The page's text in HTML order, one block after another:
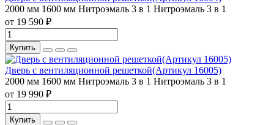
2000 мм 1600 мм Нитроэмаль 3 в 1 Нитроэмаль 3 в 1
от 19 590 ₽
Купить
Дверь с вентиляционной решеткой(Артикул 16005)
2000 мм 1600 мм Нитроэмаль 3 в 1 Нитроэмаль 3 в 1
от 19 990 ₽
Купить